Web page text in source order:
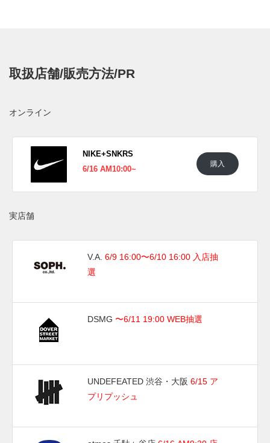
"PATTA" とのコラボレーションベースに選ばれたのは、1998
に、"PATTA" のアイデンティティを注入。メタリックシルバ
ーのアッパーは継承しつつ、イエローは "PATTA" の母国オラ
ンダを象徴する鮮烈なオレンジ に、ブルーは漆黒のブラッ
クへと置き換えられ、"オラニエ" 魂を宿すカラーウェイへと
本作ではユニークな二重構造のシュータンを採用。下層のオ
の上を覆うブラックレザー製の折り畳み式ロングタンには
"Patta" のワードマークが刻印で施されている。
海外では2026年にナイキ取扱店にて発売予定。価格は
UPDATE
日本国内では2026年6月13日にSOPH.、6月16日にて発売予
ニーカーウォーズのXやFacebookなどで報告したい。
(pic. mistervimusic)
取扱店舗/販売方法/PR
オンライン
NIKE+SNKRS
6/16 AM10:00~
購入
実店舗
V.A. 6/9 16:00〜6/10 16:00 入店抽
選
DSMG 〜6/11 19:00 WEB抽選
UNDEFEATED 渋谷・大阪 6/15 ア
プリプッシュ